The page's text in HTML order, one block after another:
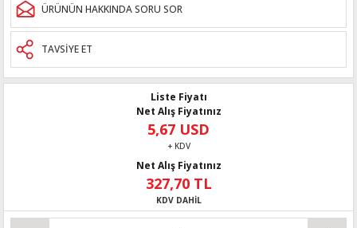
ÜRÜNÜN HAKKINDA SORU SOR
TAVSİYE ET
Liste Fiyatı
Net Alış Fiyatınız
5,67 USD
+ KDV
Net Alış Fiyatınız
327,70 TL
KDV DAHİL